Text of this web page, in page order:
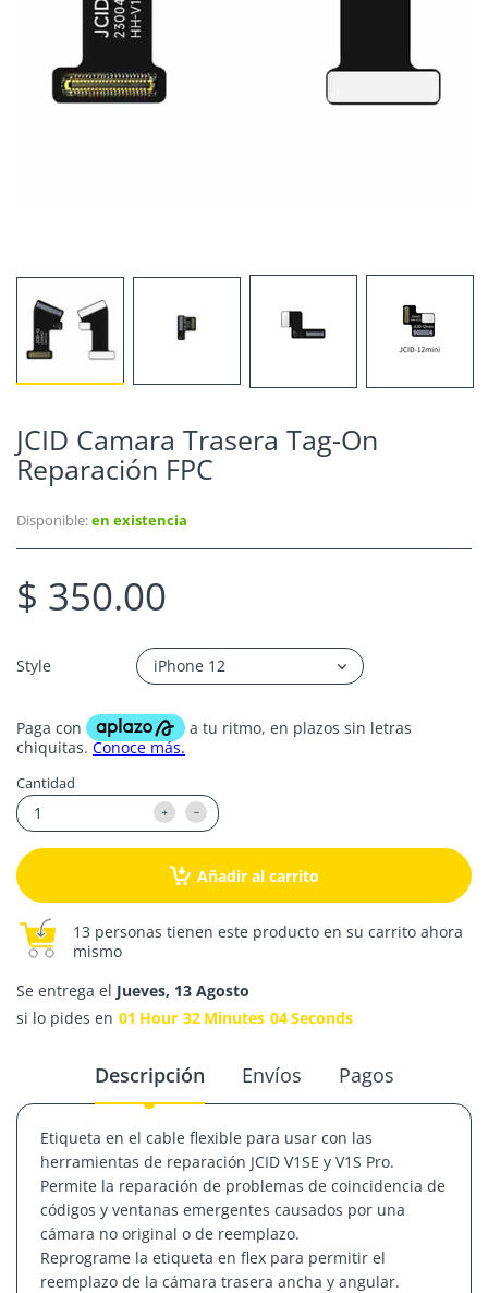
JCID Camara Trasera Tag-On
Reparación FPC
Disponible:en existencia
$ 350.00
Style
Cantidad
Añadir al carrito
13 personas tienen este producto en su carrito ahora
mismo
Se entrega el Jueves, 13 Agosto
si lo pides en 01 Hour 32 Minutes 04Seconds
Descripción Envíos Pagos
Etiqueta en el cable flexible para usar con las
herramientas de reparación JCID V1SE y V1S Pro.
Permite la reparación de problemas de coincidencia de
códigos y ventanas emergentes causados ​​por una
cámara no original o de reemplazo.
Reprograme la etiqueta en flex para permitir el
reemplazo de la cámara trasera ancha y angular.